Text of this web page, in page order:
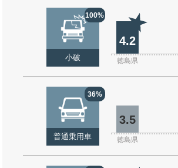
100%
小破
4.2
徳島県
36%
普通乗用車
3.5
徳島県